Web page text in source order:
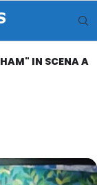
IN SCENA A